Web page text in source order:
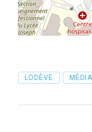
Tags
LODÈVE